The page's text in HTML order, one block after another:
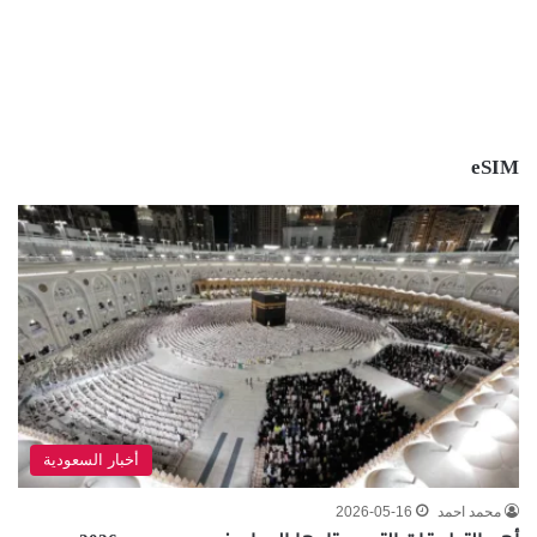
eSIM
أخبار السعودية
محمد احمد 2026-05-16